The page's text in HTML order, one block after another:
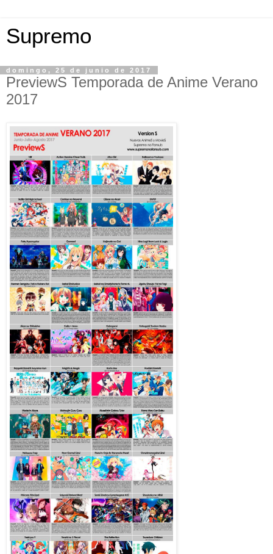
Supremo
domingo, 25 de junio de 2017
PreviewS Temporada de Anime Verano
2017